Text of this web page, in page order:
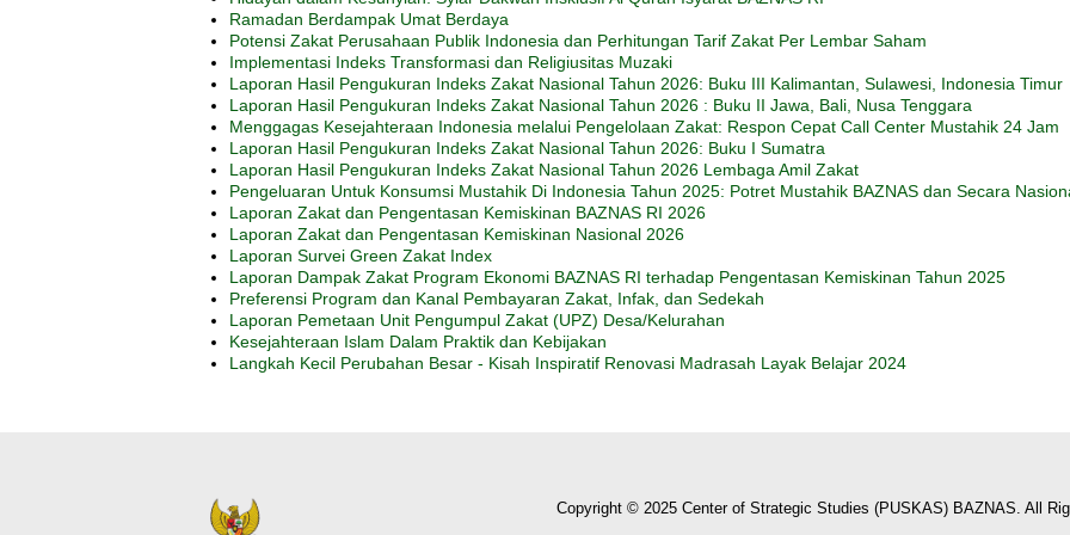
Ramadan Berdampak Umat Berdaya
Potensi Zakat Perusahaan Publik Indonesia dan Perhitungan Tarif Zakat Per Lembar Saham
Implementasi Indeks Transformasi dan Religiusitas Muzaki
Laporan Hasil Pengukuran Indeks Zakat Nasional Tahun 2026: Buku III Kalimantan, Sulawesi, Indonesia Timur
Laporan Hasil Pengukuran Indeks Zakat Nasional Tahun 2026 : Buku II Jawa, Bali, Nusa Tenggara
Menggagas Kesejahteraan Indonesia melalui Pengelolaan Zakat: Respon Cepat Call Center Mustahik 24 Jam
Laporan Hasil Pengukuran Indeks Zakat Nasional Tahun 2026: Buku I Sumatra
Laporan Hasil Pengukuran Indeks Zakat Nasional Tahun 2026 Lembaga Amil Zakat
Pengeluaran Untuk Konsumsi Mustahik Di Indonesia Tahun 2025: Potret Mustahik BAZNAS dan Secara
Laporan Zakat dan Pengentasan Kemiskinan BAZNAS RI 2026
Laporan Zakat dan Pengentasan Kemiskinan Nasional 2026
Laporan Survei Green Zakat Index
Laporan Dampak Zakat Program Ekonomi BAZNAS RI terhadap Pengentasan Kemiskinan Tahun 2025
Preferensi Program dan Kanal Pembayaran Zakat, Infak, dan Sedekah
Laporan Pemetaan Unit Pengumpul Zakat (UPZ) Desa/Kelurahan
Kesejahteraan Islam Dalam Praktik dan Kebijakan
Langkah Kecil Perubahan Besar - Kisah Inspiratif Renovasi Madrasah Layak Belajar 2024
Copyright © 2025 Center of Strategic Studies (PUSKAS) BAZNAS. All